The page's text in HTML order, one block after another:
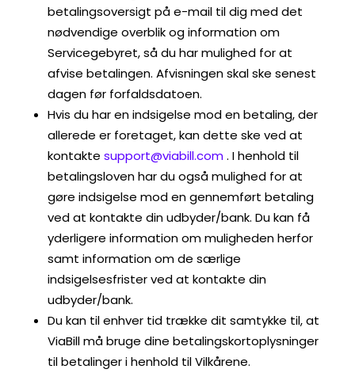
betalingsoversigt på e-mail til dig med det
nødvendige overblik og information om
Servicegebyret, så du har mulighed for at
afvise betalingen. Afvisningen skal ske senest
dagen før forfaldsdatoen.
Hvis du har en indsigelse mod en betaling, der
allerede er foretaget, kan dette ske ved at
kontakte support@viabill.com. I henhold til
betalingsloven har du også mulighed for at
gøre indsigelse mod en gennemført betaling
ved at kontakte din udbyder/bank. Du kan få
yderligere information om muligheden herfor
samt information om de særlige
indsigelsesfrister ved at kontakte din
udbyder/bank.
Du kan til enhver tid trække dit samtykke til, at
ViaBill må bruge dine betalingskortoplysninger
til betalinger i henhold til Vilkårene.